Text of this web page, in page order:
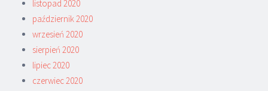
listopad 2020
październik 2020
wrzesień 2020
sierpień 2020
lipiec 2020
czerwiec 2020